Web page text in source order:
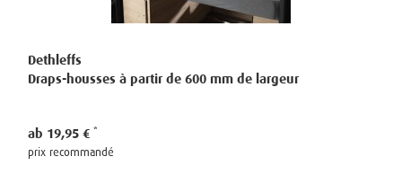
Dethleffs
Draps-housses à partir de 600 mm de largeur
ab 19,95 €
prix recommandé